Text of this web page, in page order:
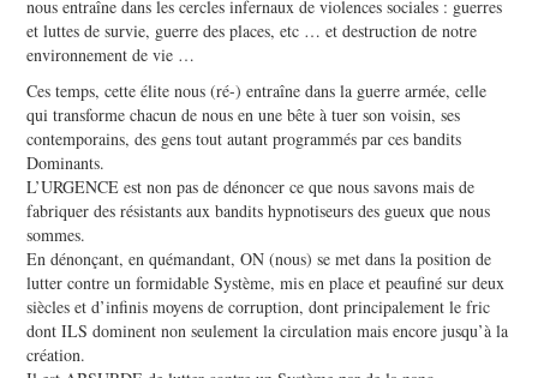
nous entraîne dans les cercles infernaux de violences sociales : guerres
et luttes de survie, guerre des places, etc … et destruction de notre
environnement de vie …
Ces temps, cette élite nous (ré-) entraîne dans la guerre armée, celle
qui transforme chacun de nous en une bête à tuer son voisin, ses
contemporains, des gens tout autant programmés par ces bandits
Dominants.
L’URGENCE est non pas de dénoncer ce que nous savons mais de
fabriquer des résistants aux bandits hypnotiseurs des gueux que nous
sommes.
En dénonçant, en quémandant, ON (nous) se met dans la position de
lutter contre un formidable Système, mis en place et peaufiné sur deux
siècles et d’infinis moyens de corruption, dont principalement le fric
dont ILS dominent non seulement la circulation mais encore jusqu’à la
création.